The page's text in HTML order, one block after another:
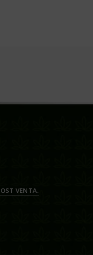
VENTA.